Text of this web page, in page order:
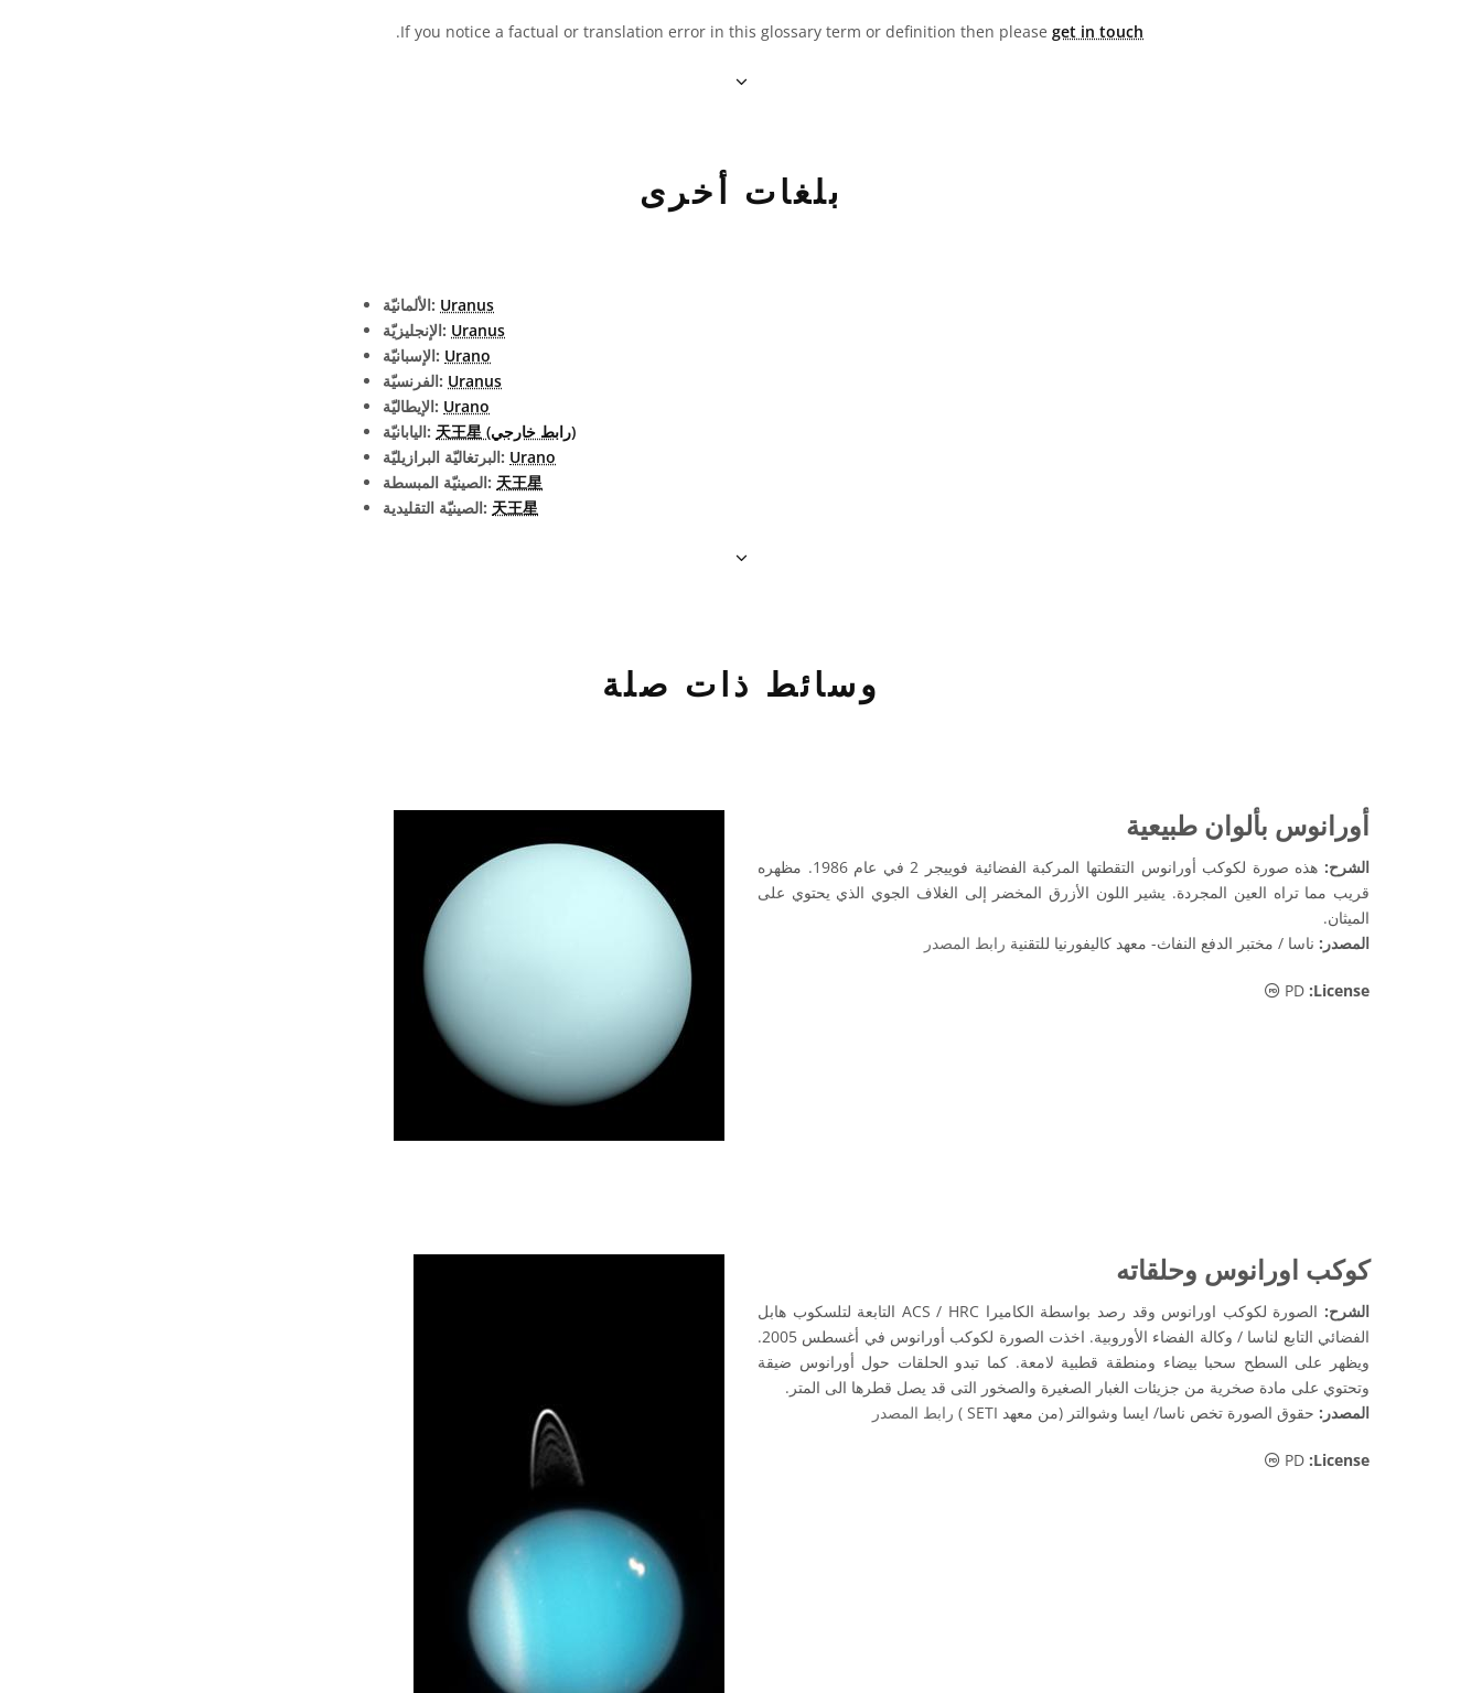
If you notice a factual or translation error in this glossary term or definition then please get in touch
.
بلغات أخرى
الألمانيّة: Uranus
الإنجليزيّة: Uranus
الإسبانيّة: Urano
الفرنسيّة: Uranus
الإيطاليّة: Urano
اليابانيّة:
天王星 (رابط خارجي)
البرتغاليّة البرازيليّة: Urano
الصينيّة المبسطة: 天王星
الصينيّة التقليدية: 天王星
وسائط ذات صلة
أورانوس بألوان طبيعية
الشرح:
هذه صورة لكوكب أورانوس التقطتها المركبة الفضائية فوييجر 2 في عام 1986. مظهره
قريب مما تراه العين المجردة. يشير اللون الأزرق المخضر إلى الغلاف الجوي الذي يحتوي على
الميثان.
المصدر: ناسا / مختبر الدفع النفاث- معهد كاليفورنيا للتقنية رابط المصدر
الملكية العامة أيقونات
PD :License
كوكب اورانوس وحلقاته
الشرح:
الصورة لكوكب اورانوس وقد رصد بواسطة الكاميرا ACS / HRC التابعة لتلسكوب هابل
الفضائي التابع لناسا / وكالة الفضاء الأوروبية. اخذت الصورة لكوكب أورانوس في أغسطس 2005.
ويظهر على السطح سحبا بيضاء ومنطقة قطبية لامعة. كما تبدو الحلقات حول أورانوس ضيقة
وتحتوي على مادة صخرية من جزيئات الغبار الصغيرة والصخور التى قد يصل قطرها الى المتر.
المصدر: حقوق الصورة تخص ناسا/ ايسا وشوالتر (من معهد SETI ) رابط المصدر
الملكية العامة أيقونات
PD :License